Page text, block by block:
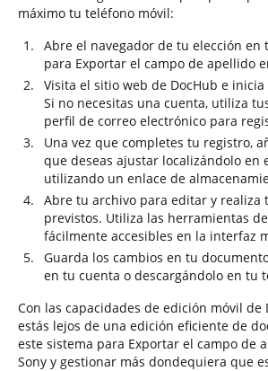
máximo tu teléfono móvil:
Abre el navegador de tu elección en
para Exportar el campo de apellido
Visita el sitio web de DocHub e
Si no necesitas una cuenta, utiliza
perfil de correo electrónico para
Una vez que completes tu registro,
que deseas ajustar localizándolo en
utilizando un enlace de
Abre tu archivo para editar y realiza
previstos. Utiliza las herramientas
fácilmente accesibles en la interfaz
Guarda los cambios en tu
en tu cuenta o descargándolo en tu
Con las capacidades de edición móvil de
estás lejos de una edición eficiente de
este sistema para Exportar el campo de
Sony y gestionar más dondequiera que